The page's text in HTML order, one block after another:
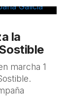
la
marcha 1